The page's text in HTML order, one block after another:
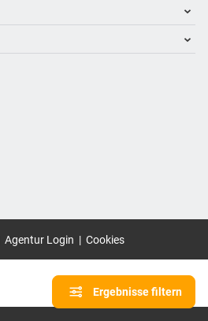
Ergebnisse filtern
Agentur Login | Cookies